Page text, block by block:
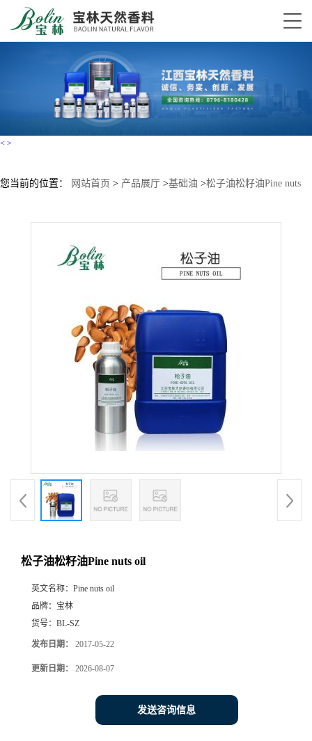
< >
您当前的位置： 网站首页 > 产品展厅 >基础油 >松子油松籽油Pine nuts
松子油松籽油Pine nuts oil
英文名称： Pine nuts oil
品牌： 宝林
货号： BL-SZ
发布日期： 2017-05-22
更新日期： 2026-08-07
发送咨询信息